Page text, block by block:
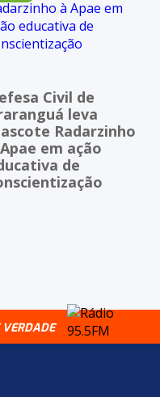
Civil de
leva
Radarzinho
em ação
de